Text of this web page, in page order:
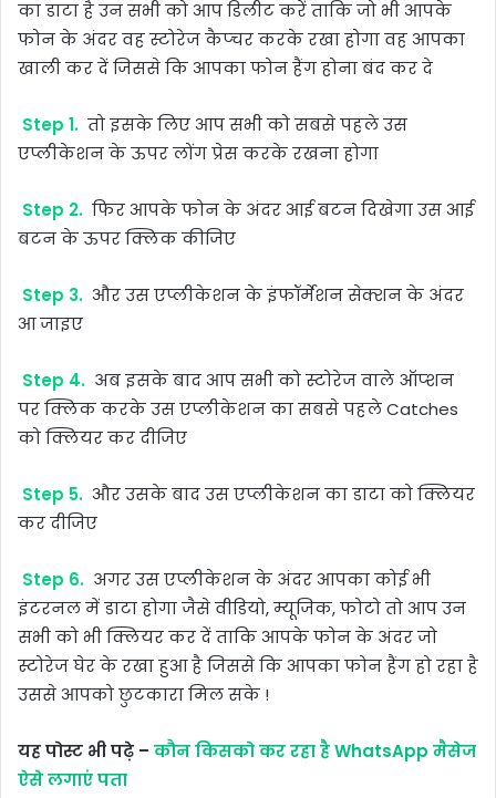
का डाटा है उन सभी को आप डिलीट करें ताकि जो भी आपके
फोन के अंदर वह स्टोरेज कैप्चर करके रखा होगा वह आपका
खाली कर दें जिससे कि आपका फोन हैंग होना बंद कर दे
Step 1. तो इसके लिए आप सभी को सबसे पहले उस
एप्लीकेशन के ऊपर लोंग प्रेस करके रखना होगा
Step 2. फिर आपके फोन के अंदर आई बटन दिखेगा उस आई
बटन के ऊपर क्लिक कीजिए
Step 3. और उस एप्लीकेशन के इंफॉर्मेशन सेक्शन के अंदर
आ जाइए
Step 4. अब इसके बाद आप सभी को स्टोरेज वाले ऑप्शन
पर क्लिक करके उस एप्लीकेशन का सबसे पहले Catches
को क्लियर कर दीजिए
Step 5. और उसके बाद उस एप्लीकेशन का डाटा को क्लियर
कर दीजिए
Step 6. अगर उस एप्लीकेशन के अंदर आपका कोई भी
इंटरनल में डाटा होगा जैसे वीडियो, म्यूजिक, फोटो तो आप उन
सभी को भी क्लियर कर दें ताकि आपके फोन के अंदर जो
स्टोरेज घेर के रखा हुआ है जिससे कि आपका फोन हैंग हो रहा है
उससे आपको छुटकारा मिल सके !
यह पोस्ट भी पढ़े – कौन किसको कर रहा है WhatsApp मैसेज
ऐसे लगाएं पता